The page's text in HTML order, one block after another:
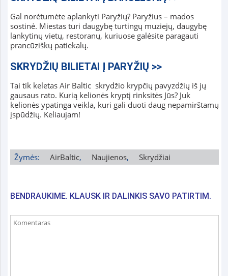
Gal norėtumėte aplankyti Paryžių? Paryžius – mados
sostinė. Miestas turi daugybę turtingų muziejų, daugybę
lankytinų vietų, restoranų, kuriuose galėsite paragauti
prancūziškų patiekalų.
SKRYDŽIŲ BILIETAI Į PARYŽIŲ >>
Tai tik keletas Air Baltic skrydžio krypčių pavyzdžių iš jų
gausaus rato. Kurią kelionės kryptį rinksitės Jūs? Juk
kelionės ypatinga veikla, kuri gali duoti daug nepamirštamų
įspūdžių. Keliaujam!
Žymės: AirBaltic, Naujienos, Skrydžiai
BENDRAUKIME. KLAUSK IR DALINKIS SAVO PATIRTIM.